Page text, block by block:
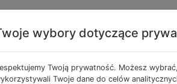
wybory dotyczące
Twoją prywatność. Możesz
Twoje dane do celów